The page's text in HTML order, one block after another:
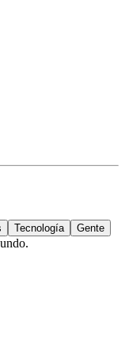
Tecnología Gente
.